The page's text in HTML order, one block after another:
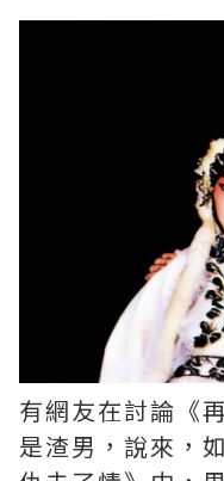
有網友在討論《
是渣男，說來，